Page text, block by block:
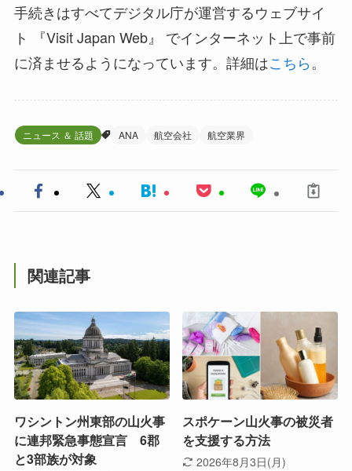
手続きはすべてデジタル庁が運営するウェブサイ
ト 『Visit Japan Web』 でインターネット上で事前
に済ませるようになっています。詳細はこちら。
ニュース ＆ 話題 ANA 航空会社 航空業界
関連記事
ワシントン州東部の山火事
に連邦緊急事態宣言 6郡
と3部族が対象
スポケーン山火事の被災者
を支援する方法
2026年8月3日(月)